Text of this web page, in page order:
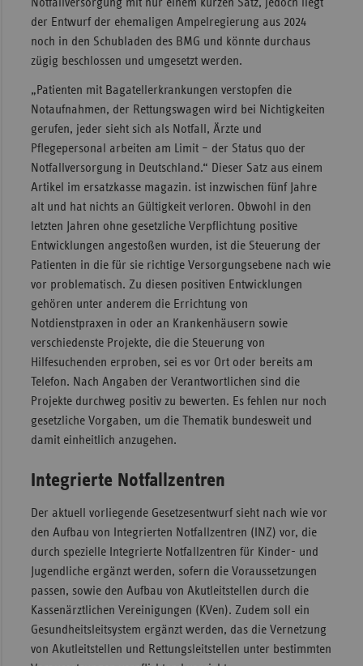
der Entwurf der ehemaligen Ampelregierung aus 2024
noch in den Schubladen des BMG und könnte durchaus
zügig beschlossen und umgesetzt werden.
„Patienten mit Bagatellerkrankungen verstopfen die
Notaufnahmen, der Rettungswagen wird bei Nichtigkeiten
gerufen, jeder sieht sich als Notfall, Ärzte und
Pflegepersonal arbeiten am Limit – der Status quo der
Notfallversorgung in Deutschland.“ Dieser Satz aus einem
Artikel im ersatzkasse magazin. ist inzwischen fünf Jahre
alt und hat nichts an Gültigkeit verloren. Obwohl in den
letzten Jahren ohne gesetzliche Verpflichtung positive
Entwicklungen angestoßen wurden, ist die Steuerung der
Patienten in die für sie richtige Versorgungsebene nach wie
vor problematisch. Zu diesen positiven Entwicklungen
gehören unter anderem die Errichtung von
Notdienstpraxen in oder an Krankenhäusern sowie
verschiedenste Projekte, die die Steuerung von
Hilfesuchenden erproben, sei es vor Ort oder bereits am
Telefon. Nach Angaben der Verantwortlichen sind die
Projekte durchweg positiv zu bewerten. Es fehlen nur noch
gesetzliche Vorgaben, um die Thematik bundesweit und
damit einheitlich anzugehen.
Integrierte Notfallzentren
Der aktuell vorliegende Gesetzesentwurf sieht nach wie vor
den Aufbau von Integrierten Notfallzentren (INZ) vor, die
durch spezielle Integrierte Notfallzentren für Kinder- und
Jugendliche ergänzt werden, sofern die Voraussetzungen
passen, sowie den Aufbau von Akutleitstellen durch die
Kassenärztlichen Vereinigungen (KVen). Zudem soll ein
Gesundheitsleitsystem ergänzt werden, das die Vernetzung
von Akutleitstellen und Rettungsleitstellen unter bestimmten